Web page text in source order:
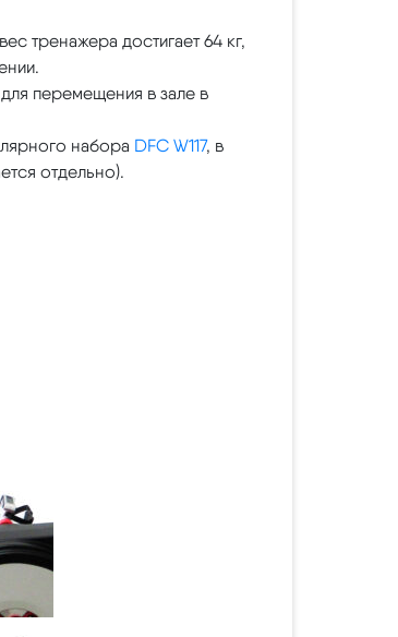
тренажера достигает 64 кг,
перемещения в зале в
набора DFC W117, в
отдельно).